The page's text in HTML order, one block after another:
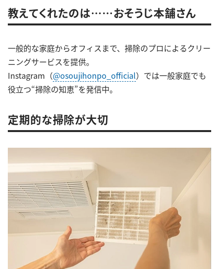
教えてくれたのは……おそうじ本舗さん
一般的な家庭からオフィスまで、掃除のプロによるクリー
ニングサービスを提供。
Instagram（@osoujihonpo_official）では一般家庭でも
役立つ“掃除の知恵”を発信中。
定期的な掃除が大切